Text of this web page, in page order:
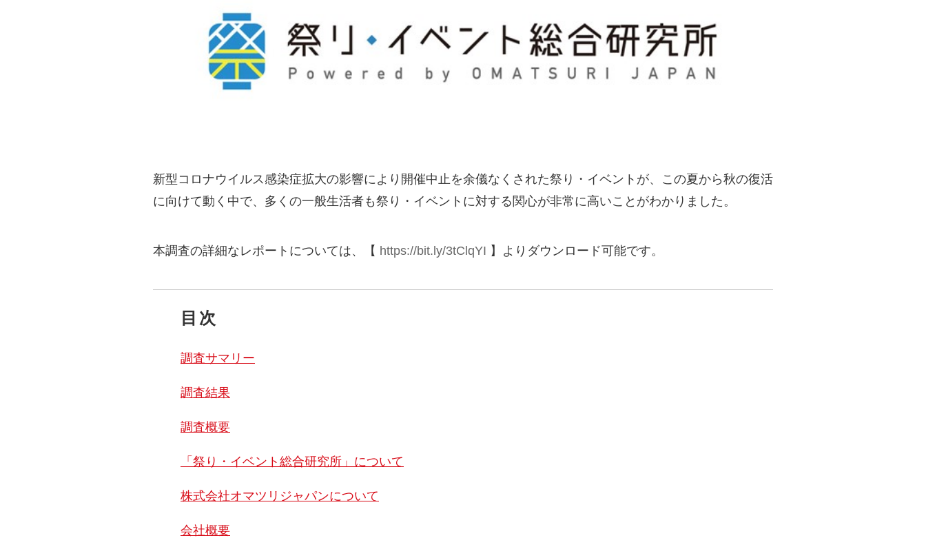
新型コロナウイルス感染症拡大の影響により開催中止を余儀なくされた祭り・イベントが、この夏から秋の復活
に向けて動く中で、多くの一般生活者も祭り・イベントに対する関心が非常に高いことがわかりました。
本調査の詳細なレポートについては、【 https://bit.ly/3tClqYI 】よりダウンロード可能です。
目次
調査サマリー
調査結果
調査概要
「祭り・イベント総合研究所」について
株式会社オマツリジャパンについて
会社概要